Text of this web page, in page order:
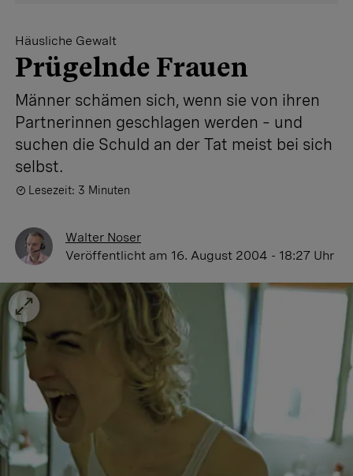
Häusliche Gewalt
Prügelnde Frauen
Männer schämen sich, wenn sie von ihren
Partnerinnen geschlagen werden – und
suchen die Schuld an der Tat meist bei sich
selbst.
Lesezeit: 3 Minuten
Walter Noser
Veröffentlicht am 16. August 2004 - 18:27 Uhr